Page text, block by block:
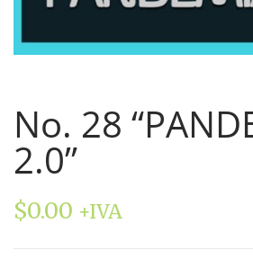
No. 28
2.0”
$0.00 +IVA